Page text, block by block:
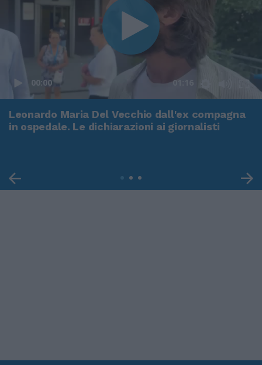
00:00 01:16
Leonardo Maria Del Vecchio dall'ex compagna
in ospedale. Le dichiarazioni ai giornalisti